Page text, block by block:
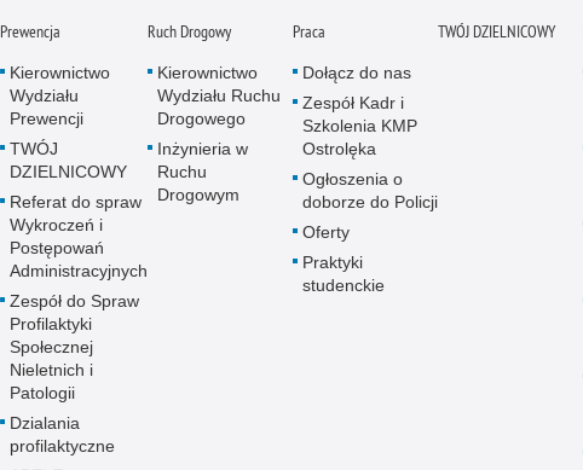
Prewencja
Kierownictwo
Wydziału
Prewencji
TWÓJ
DZIELNICOWY
Referat do spraw
Wykroczeń i
Postępowań
Administracyjnych
Zespół do Spraw
Profilaktyki
Społecznej
Nieletnich i
Patologii
Dzialania
profilaktyczne
Ruch Drogowy
Kierownictwo
Wydziału Ruchu
Drogowego
Inżynieria w
Ruchu
Drogowym
Praca
Dołącz do nas
Zespół Kadr i
Szkolenia KMP
Ostrolęka
Ogłoszenia o
doborze do Policji
Oferty
Praktyki
studenckie
TWÓJ DZIELNICOWY